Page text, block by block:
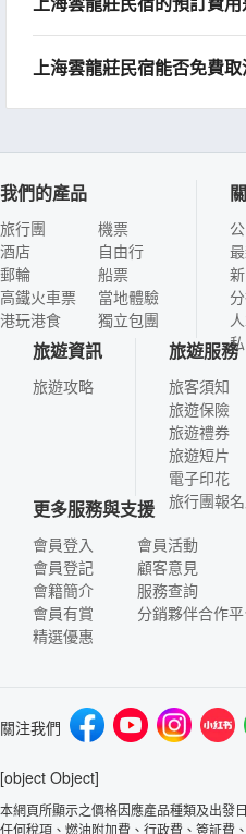
上海雲龍莊民宿能否免費取
我們的產品
旅行團
酒店
郵輪
高鐵火車票
港玩港食
機票
自由行
船票
當地體驗
獨立包團
旅遊資訊
旅遊攻略
旅遊服務
旅客須知
旅遊保險
旅遊禮券
旅遊短片
電子印花
旅行團報
更多服務與支援
會員登入
會員登記
會籍簡介
會員有賞
精選優惠
會員活動
顧客意見
服務查詢
分銷夥伴合作
關注我們
[object Object]
本網頁所顯示之價格因應產品種類及出發
任何稅項、燃油附加費、行政費、簽証費